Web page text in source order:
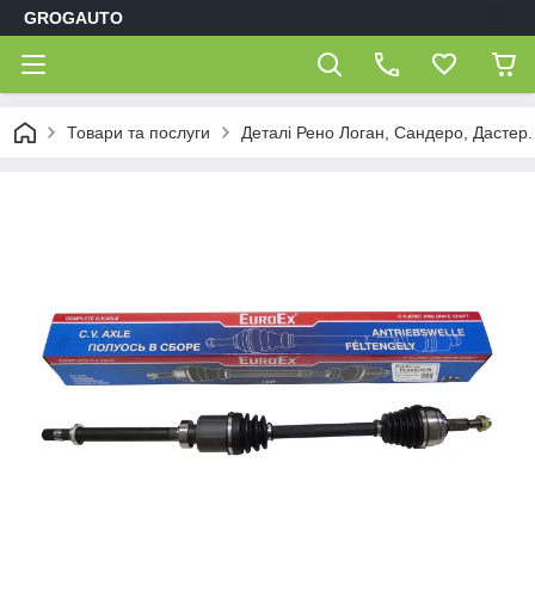
GROGAUTO
Товари та послуги Деталі Рено Логан, Сандеро, Дастер.